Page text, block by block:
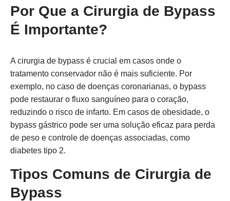
Por Que a Cirurgia de Bypass
É Importante?
A cirurgia de bypass é crucial em casos onde o
tratamento conservador não é mais suficiente. Por
exemplo, no caso de doenças coronarianas, o bypass
pode restaurar o fluxo sanguíneo para o coração,
reduzindo o risco de infarto. Em casos de obesidade, o
bypass gástrico pode ser uma solução eficaz para perda
de peso e controle de doenças associadas, como
diabetes tipo 2.
Tipos Comuns de Cirurgia de
Bypass